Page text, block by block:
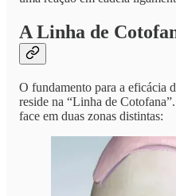
A Linha de
O fundamento para a eficácia
reside na “Linha de
face em duas zonas distintas: